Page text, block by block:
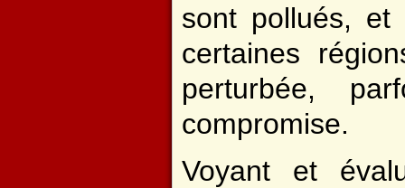
sont pollués, et
certaines
perturbée,
compromise.
Voyant et